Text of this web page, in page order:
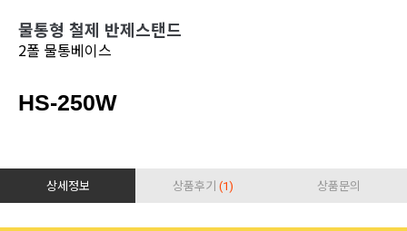
물통형 철제 반제스탠드
2폴 물통베이스
HS-250W
상세정보 상품후기 (1) 상품문의